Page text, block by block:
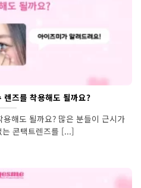
렌즈를 착용해도 될까요?
해도 될까요? 많은 분들이 근시가
는 콘택트렌즈를 [...]